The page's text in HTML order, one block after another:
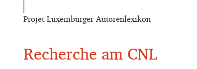
Projet Luxemburger Autorenlexikon
Recherche am CNL